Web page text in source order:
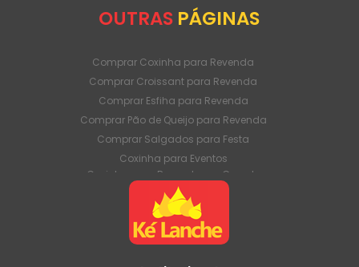
OUTRAS PÁGINAS
Comprar Coxinha para Revenda
Comprar Croissant para Revenda
Comprar Esfiha para Revenda
Comprar Pão de Queijo para Revenda
Comprar Salgados para Festa
Coxinha para Eventos
Coxinha para Revenda em Grande
Quantidade
Coxinha para Venda Direto da Fábrica
Coxinha para Venda em Atacado
Croissant para Revenda em Grande